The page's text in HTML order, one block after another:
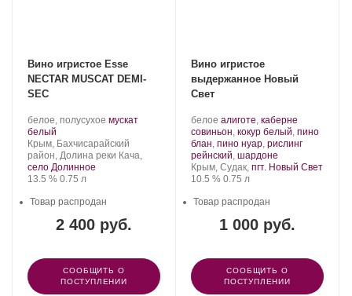
Вино игристое Esse
NECTAR MUSCAT DEMI-
SEC
Производитель:
Сатера/ESSE.
белое, полусухое .
винограда:
мускат
белый
Регион:
Крым, Бахчисарайский
район, Долина реки Кача,
село Долинное
Крепость
13.5 %. Объем
0.75 л
2 400 руб.
Товар распродан
СООБЩИТЬ О
ПОСТУПЛЕНИИ
Вино игристое
выдержанное Новый
Свет
Производитель:
Новый
Свет.
белое .
Сорт
винограда:
алиготе, каберне
совиньон, кокур белый, пино
блан, пино нуар, рислинг
рейнский, шардоне
Регион:
Крым, Судак, пгт. Новый Свет
Крепость
10.5 %. Объем
0.75 л
1 000 руб.
Товар распродан
СООБЩИТЬ О
ПОСТУПЛЕНИИ